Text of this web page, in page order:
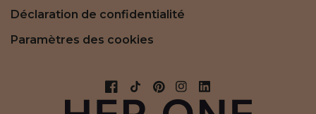
Déclaration de confidentialité
Paramètres des cookies